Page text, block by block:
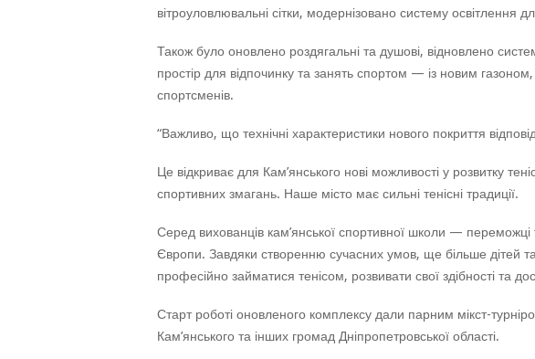
вітроуловлювальні сітки, модернізовано систему освітлення
Також було оновлено роздягальні та душові, відновлено
простір для відпочинку та занять спортом — із новим
спортсменів.
“Важливо, що технічні характеристики нового покриття
Це відкриває для Кам’янського нові можливості у розвитку
спортивних змагань. Наше місто має сильні тенісні традиції.
Серед вихованців кам’янської спортивної школи — переможці
Європи. Завдяки створенню сучасних умов, ще більше дітей
професійно займатися тенісом, розвивати свої здібності та
Старт роботі оновленого комплексу дали парним мікст-
Кам’янського та інших громад Дніпропетровської області.